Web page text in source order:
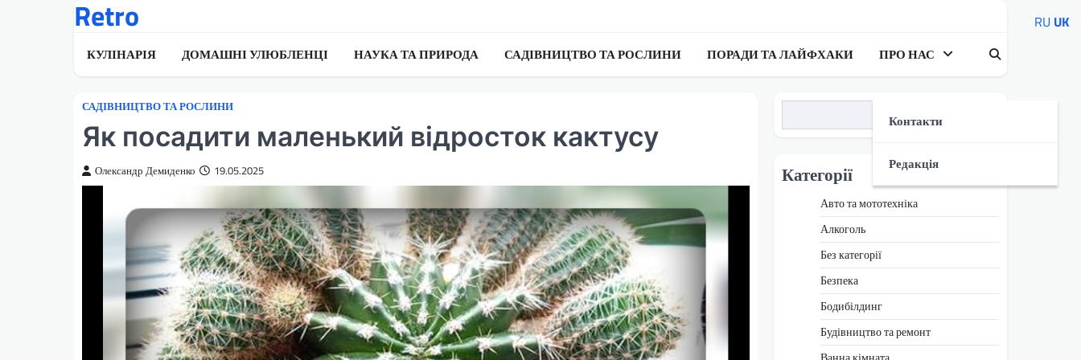
Retro
КУЛІНАРІЯ ДОМАШНІ УЛЮБЛЕНЦІ НАУКА ТА ПРИРОДА САДІВНИЦТВО ТА РОСЛИНИ ПОРАДИ ТА ЛАЙФХАКИ ПРО НАС
Контакти
Редакція
САДІВНИЦТВО ТА РОСЛИНИ
Як посадити маленький відросток кактусу
Олександр Демиденко 19.05.2025 Категорії
Авто та мототехніка
Алкоголь
Без категорії
Безпека
Бодибілдинг
Будівництво та ремонт
RU UK